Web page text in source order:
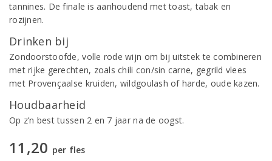
tannines. De finale is aanhoudend met toast, tabak en
rozijnen.
Drinken bij
Zondoorstoofde, volle rode wijn om bij uitstek te combineren
met rijke gerechten, zoals chili con/sin carne, gegrild vlees
met Provençaalse kruiden, wildgoulash of harde, oude kazen.
Houdbaarheid
Op z’n best tussen 2 en 7 jaar na de oogst.
11,20 per fles